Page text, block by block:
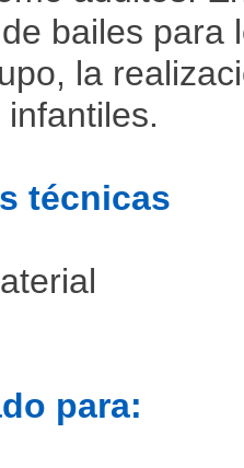
bailes para
la
técnicas
para: